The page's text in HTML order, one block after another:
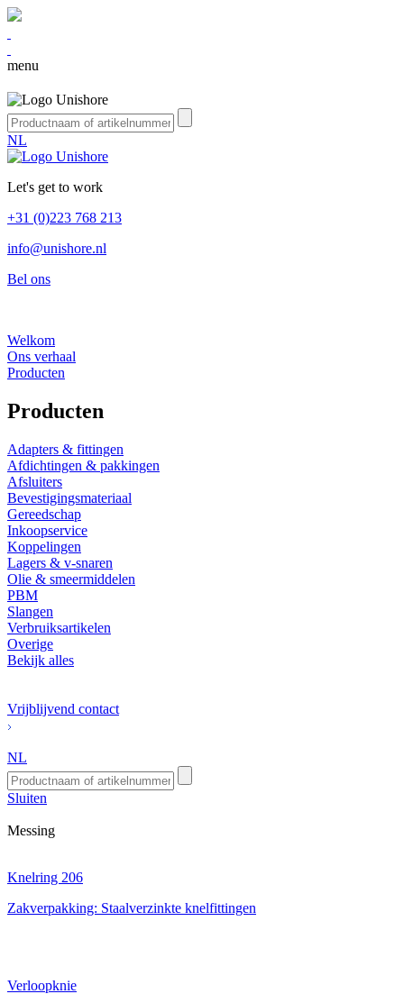
menu
NL
Let's get to work
+31 (0)223 768 213
info@unishore.nl
Bel ons
Welkom
Ons verhaal
Producten
Producten
Adapters & fittingen
Afdichtingen & pakkingen
Afsluiters
Bevestigingsmateriaal
Gereedschap
Inkoopservice
Koppelingen
Lagers & v-snaren
Olie & smeermiddelen
PBM
Slangen
Verbruiksartikelen
Overige
Bekijk alles
Vrijblijvend contact
NL
Sluiten
Messing
Knelring 206
Zakverpakking: Staalverzinkte knelfittingen
Verloopknie